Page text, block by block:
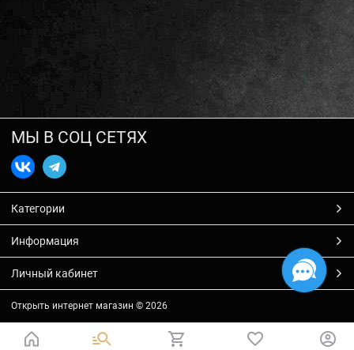
МЫ В СОЦ СЕТЯХ
Категории
Информация
Личный кабинет
Открыть интернет магазин © 2026